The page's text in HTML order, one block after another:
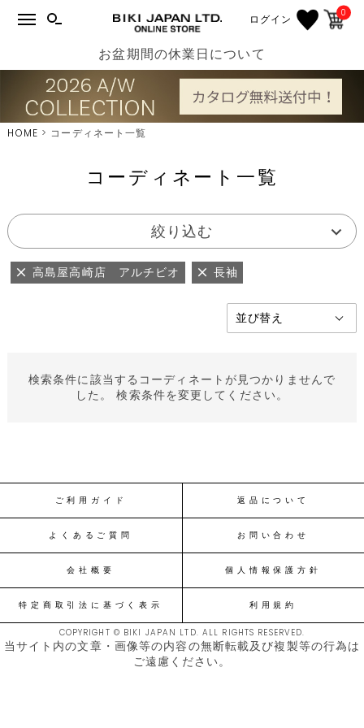
ログイン 0
お盆期間の休業日について
HOME コーディネート一覧
コーディネート一覧
絞り込む
高島屋高崎店 アルチビオ 長袖
検索条件に該当するコーディネートが見つかりませんで
した。 検索条件を変更してください。
ご利用ガイド 返品について
よくあるご質問 お問い合わせ
会社概要 個人情報保護方針
特定商取引法に基づく表示 利用規約
COPYRIGHT © BIKI JAPAN LTD. ALL RIGHTS RESERVED.
当サイト内の文章・画像等の内容の無断転載及び複製等の行為は
ご遠慮ください。